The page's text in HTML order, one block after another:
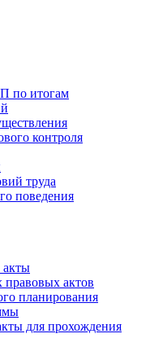
по итогам
контроля
труда
поведения
актов
планирования
для прохождения